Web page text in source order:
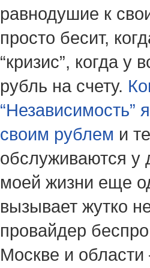
равнодушие к
просто бесит,
“кризис”, когда у
рубль на счету.
“Независимость”
своим рублем и
обслуживаются у
моей жизни еще
вызывает жутко
провайдер
Москве и